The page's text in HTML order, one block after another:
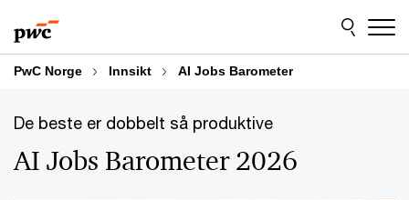
to
content
to
footer
PwC Norge Innsikt AI Jobs Barometer
De beste er dobbelt så produktive
AI Jobs Barometer 2026